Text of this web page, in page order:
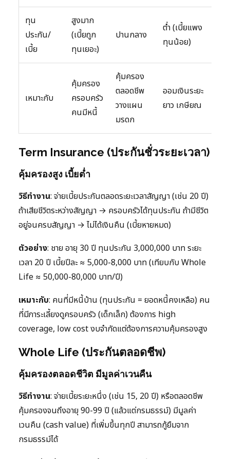
ทุน
ประกัน/
เบี้ย
สูงมาก
(เบี้ยถูก
ทุนเยอะ)
ปานกลาง
ต่ำ (เบี้ยแพง
ทุนน้อย)
เหมาะกับ
คุ้มครอง
ครอบครัว
คนมีหนี้
คุ้มครอง
ตลอดชีพ
วางแผน
มรดก
ออมเงินระยะ
ยาว เกษียณ
Term Insurance (ประกันชั่วระยะเวลา)
คุ้มครองสูง เบี้ยต่ำ
วิธีทำงาน: จ่ายเบี้ยประกันตลอดระยะเวลาสัญญา (เช่น 20 ปี)
ถ้าเสียชีวิตระหว่างสัญญา → ครอบครัวได้ทุนประกัน ถ้ามีชีวิต
อยู่จนครบสัญญา → ไม่ได้เงินคืน (เบี้ยหายหมด)
ตัวอย่าง: ชาย อายุ 30 ปี ทุนประกัน 3,000,000 บาท ระยะ
เวลา 20 ปี เบี้ยปีละ ≈ 5,000-8,000 บาท (เทียบกับ Whole
Life ≈ 50,000-80,000 บาท/ปี)
เหมาะกับ: คนที่มีหนี้บ้าน (ทุนประกัน = ยอดหนี้คงเหลือ) คน
ที่มีภาระเลี้ยงดูครอบครัว (เด็กเล็ก) ต้องการ high
coverage, low cost งบจำกัดแต่ต้องการความคุ้มครองสูง
Whole Life (ประกันตลอดชีพ)
คุ้มครองตลอดชีวิต มีมูลค่าเวนคืน
วิธีทำงาน: จ่ายเบี้ยระยะหนึ่ง (เช่น 15, 20 ปี) หรือตลอดชีพ
คุ้มครองจนถึงอายุ 90-99 ปี (แล้วแต่กรมธรรม์) มีมูลค่า
เวนคืน (cash value) ที่เพิ่มขึ้นทุกปี สามารถกู้ยืมจาก
กรมธรรม์ได้